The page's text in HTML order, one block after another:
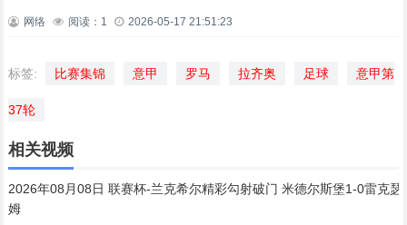
网络 阅读： 1 2026-05-17 21:51:23
标签: 比赛集锦 意甲 罗马 拉齐奥 足球 意甲第
37轮
相关视频
2026年08月08日 联赛杯-兰克希尔精彩勾射破门 米德尔斯堡1-0雷克瑟
姆